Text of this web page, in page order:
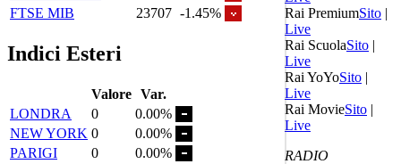
FTSE MIB
23707 -1.45%
Indici Esteri
Valore Var.
LONDRA
0
0.00%
NEW YORK 0
0.00%
PARIGI
0
0.00%
Rai PremiumSito |
Live
Rai ScuolaSito |
Live
Rai YoYoSito |
Live
Rai MovieSito |
Live
RADIO